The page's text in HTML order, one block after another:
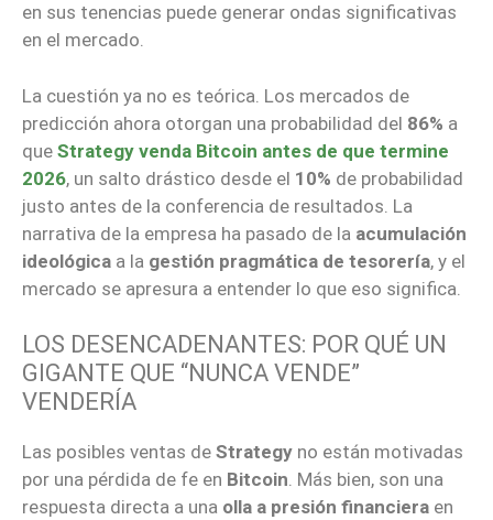
en sus tenencias puede generar ondas significativas
en el mercado.
La cuestión ya no es teórica. Los mercados de
predicción ahora otorgan una probabilidad del 86% a
que Strategy venda Bitcoin antes de que termine
2026, un salto drástico desde el 10% de probabilidad
justo antes de la conferencia de resultados. La
narrativa de la empresa ha pasado de la acumulación
ideológica a la gestión pragmática de tesorería, y el
mercado se apresura a entender lo que eso significa.
LOS DESENCADENANTES: POR QUÉ UN
GIGANTE QUE “NUNCA VENDE”
VENDERÍA
Las posibles ventas de Strategy no están motivadas
por una pérdida de fe en Bitcoin. Más bien, son una
respuesta directa a una olla a presión financiera en